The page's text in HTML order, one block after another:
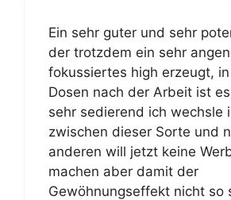
Ein sehr guter und sehr
der trotzdem ein sehr
fokussiertes high erzeugt,
Dosen nach der Arbeit ist
sehr sedierend ich wechsle
zwischen dieser Sorte und
anderen will jetzt keine
machen aber damit der
Gewöhnungseffekt nicht so